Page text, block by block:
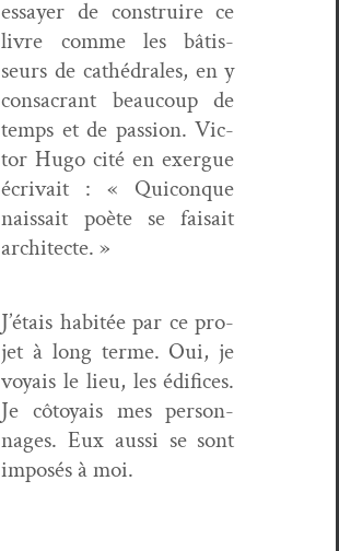
essay­er de con­stru­ire ce
livre comme les bâtis­
seurs de cathé­drales, en y
con­sacrant beau­coup de
temps et de pas­sion. Vic­
tor Hugo cité en exer­gue
écrivait : « Quiconque
nais­sait poète se fai­sait
architecte. »
J’étais habitée par ce pro­
jet à long terme. Oui, je
voy­ais le lieu, les édi­fices.
Je côtoy­ais mes per­son­
nages. Eux aus­si se sont
imposés à moi.